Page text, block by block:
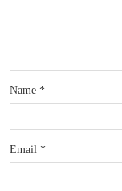
Name *
Email *